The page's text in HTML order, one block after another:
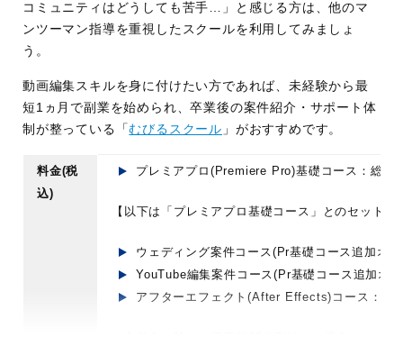
コミュニティはどうしても苦手…」と感じる方は、他のマ
ンツーマン指導を重視したスクールを利用してみましょ
う。
動画編集スキルを身に付けたい方であれば、未経験から最
短1ヵ月で副業を始められ、卒業後の案件紹介・サポート体
制が整っている「むびるスクール 」がおすすめです。
料金(税
込)
プレミアプロ(Premiere Pro)基礎コース：総額
【以下は「プレミアプロ基礎コース」とのセットで
ウェディング案件コース(Pr基礎コース追加オ
YouTube編集案件コース(Pr基礎コース追加オ
アフターエフェクト(After Effects)コース：総